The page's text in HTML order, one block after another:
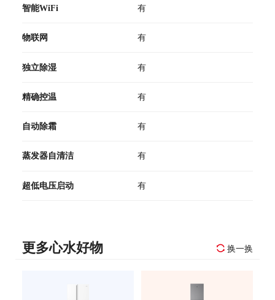
智能WiFi 有
物联网 有
独立除湿 有
精确控温 有
自动除霜 有
蒸发器自清洁 有
超低电压启动 有
更多心水好物 换一换